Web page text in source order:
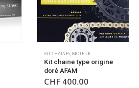
KIT CHAINES MOTEUR
Kit chaine origine Ducati
CHF375.00